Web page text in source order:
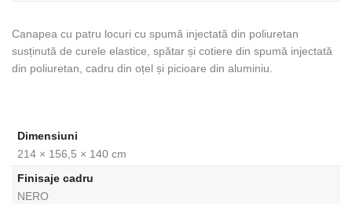
Canapea cu patru locuri cu spumă injectată din poliuretan
susținută de curele elastice, spătar și cotiere din spumă injectată
din poliuretan, cadru din oțel și picioare din aluminiu.
Dimensiuni
214 × 156,5 × 140 cm
Finisaje cadru
NERO